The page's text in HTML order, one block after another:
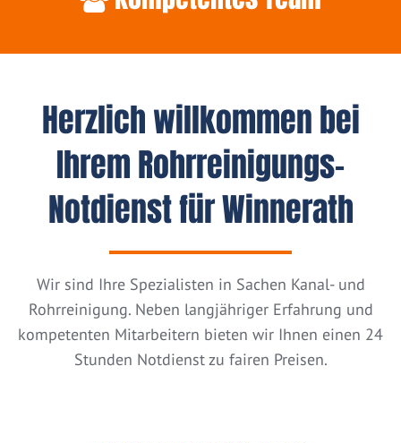
Herzlich willkommen bei
Ihrem Rohrreinigungs-
Notdienst für Winnerath
Wir sind Ihre Spezialisten in Sachen Kanal- und
Rohrreinigung. Neben langjähriger Erfahrung und
kompetenten Mitarbeitern bieten wir Ihnen einen 24
Stunden Notdienst zu fairen Preisen.